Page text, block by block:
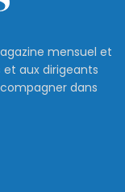
mensuel et
aux dirigeants
dans